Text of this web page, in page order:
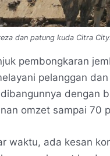
dan patung kuda Citra City.
pembongkaran
pelanggan
dengan
omzet sampai 70
waktu, ada kesan